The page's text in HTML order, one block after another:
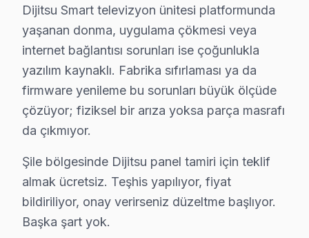
Dijitsu Yazılım ve Sistem Desteği: LED TV, Smart TV
» Şile'e ve çevre mahallelere yerinde servis desteği
Dijitsu Servisimizin Kapsamı – Şile ve Yakın
Şile ve yakın bölgelerde Dijitsu görüntüleme sistemi
Kapsama alanımız:
• Bitişik ilçelere servis erişimi
• Apartman, rezidans ve iş yeri servisi
Şile çevresinde Dijitsu servisi için hemen randevu
Dijitsu Smart televizyon ünitesi platformunda
yaşanan donma, uygulama çökmesi veya
internet bağlantısı sorunları ise çoğunlukla
yazılım kaynaklı. Fabrika sıfırlaması ya da
firmware yenileme bu sorunları büyük ölçüde
çözüyor; fiziksel bir arıza yoksa parça masrafı
da çıkmıyor.
Şile bölgesinde Dijitsu panel tamiri için teklif
almak ücretsiz. Teşhis yapılıyor, fiyat
bildiriliyor, onay verirseniz düzeltme başlıyor.
Başka şart yok.